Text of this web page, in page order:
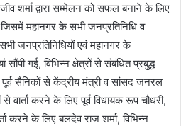
शर्मा द्वारा सम्मेलन को सफल बनाने के लिए
महानगर के सभी जनप्रतिनिधि व
जनप्रतिनिधियों एवं महानगर के
सौंपी गई, विभिन्न क्षेत्रों से संबंधित प्रबुद्ध
सैनिकों से केंद्रीय मंत्री व सांसद जनरल
वार्ता करने के लिए पूर्व विधायक रूप चौधरी,
करने के लिए बलदेव राज शर्मा, विभिन्न